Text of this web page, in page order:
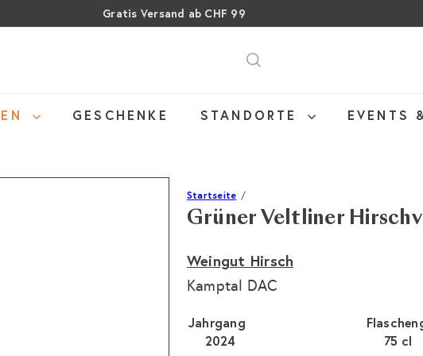
Pause
Gratis Versand ab CHF 99
Über 15% Rabatt auf Sommer Weine
SALE: Bis zu 40% auf letzte Flaschen
GESCHENKE STANDORTE EVENTS
Startseite
Grüner Veltliner
Weingut Hirsch
Kamptal DAC
75 cl
Jahrgang
2024